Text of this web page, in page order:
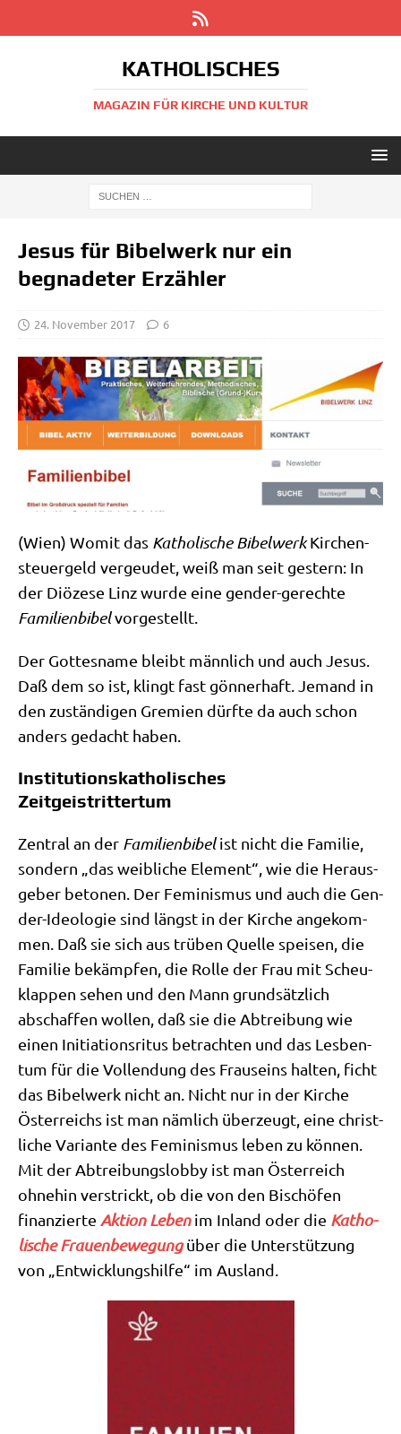
KATHOLISCHES
MAGAZIN FÜR KIRCHE UND KULTUR
Jesus für Bibelwerk nur ein
begnadeter Erzähler
24. November 2017 6
(Wien) Womit das Katho­li­sche Bibel­werkKir­chen­
steu­er­geld ver­geu­det, weiß man seit gestern: In
der Diö­ze­se Linz wur­de eine gen­der-gerech­te
Fami­li­en­bi­belvorgestellt.
Der Got­tes­na­me bleibt männ­lich und auch Jesus.
Daß dem so ist, klingt fast gön­ner­haft. Jemand in
den zustän­di­gen Gre­mi­en dürf­te da auch schon
anders gedacht haben.
Institutionskatholisches
Zeitgeistrittertum
Zen­tral an der Fami­li­en­bi­belist nicht die Fami­lie,
son­dern „das weib­li­che Ele­ment“, wie die Her­aus­
ge­ber beto­nen. Der Femi­nis­mus und auch die Gen­
der-Ideo­lo­gie sind längst in der Kir­che ange­kom­
men. Daß sie sich aus trü­ben Quel­le spei­sen, die
Fami­lie bekämp­fen, die Rol­le der Frau mit Scheu­
klap­pen sehen und den Mann grund­sätz­lich
abschaf­fen wol­len, daß sie die Abtrei­bung wie
einen Initia­ti­ons­ri­tus betrach­ten und das Les­ben­
tum für die Voll­endung des Frau­seins hal­ten, ficht
das Bibel­werk nicht an. Nicht nur in der Kir­che
Öster­reichs ist man näm­lich über­zeugt, eine christ­
li­che Vari­an­te des Femi­nis­mus leben zu kön­nen.
Mit der Abtrei­bungs­lob­by ist man Öster­reich
ohne­hin ver­strickt, ob die von den Bischö­fen
finan­zier­te Akti­on Lebenim Inland oder die Katho­
li­sche Frau­en­be­we­gungüber die Unter­stüt­zung
von „Ent­wick­lungs­hil­fe“ im Ausland.